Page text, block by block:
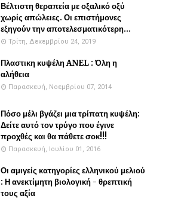
Βέλτιστη θεραπεία με οξαλικό οξύ
χωρίς απώλειες. Οι επιστήμονες
εξηγούν την αποτελεσματικότερη...
Τρίτη, Δεκεμβρίου 24, 2019
Πλαστικη κυψέλη ANEL : Όλη η
αλήθεια
Παρασκευή, Νοεμβρίου 07, 2014
Πόσο μέλι βγάζει μια τρίπατη κυψέλη:
Δείτε αυτό τον τρύγο που έγινε
προχθές και θα πάθετε σοκ!!!
Παρασκευή, Ιουλίου 01, 2016
Οι αμιγείς κατηγορίες ελληνικού μελιού
: Η ανεκτίμητη βιολογική - θρεπτική
τους αξία